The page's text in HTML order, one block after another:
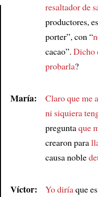
resaltador de
productores,
porter”, con “
cacao”. Dicho
probarla?
María: Claro que me
ni siquiera
preguntaque
crearon para
causa noble
Víctor: Yo diríaque